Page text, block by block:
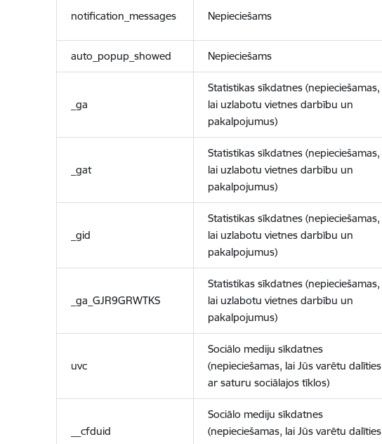
notification_messages Nepieciešams
auto_popup_showed Nepieciešams
_ga
Statistikas sīkdatnes (nepieciešamas,
lai uzlabotu vietnes darbību un
pakalpojumus)
_gat
Statistikas sīkdatnes (nepieciešamas,
lai uzlabotu vietnes darbību un
pakalpojumus)
_gid
Statistikas sīkdatnes (nepieciešamas,
lai uzlabotu vietnes darbību un
pakalpojumus)
_ga_GJR9GRWTKS
Statistikas sīkdatnes (nepieciešamas,
lai uzlabotu vietnes darbību un
pakalpojumus)
uvc
Sociālo mediju sīkdatnes
(nepieciešamas, lai Jūs varētu dalīties
ar saturu sociālajos tīklos)
__cfduid
Sociālo mediju sīkdatnes
(nepieciešamas, lai Jūs varētu dalīties